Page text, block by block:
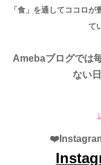
「食」を通してココロ
て
Amebaブログでは
ない